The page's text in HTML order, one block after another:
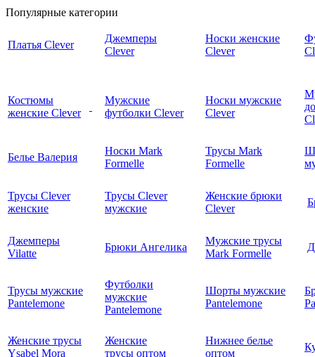
Популярные категории
Платья Clever
Джемперы
Clever
Носки женские
Clever
Костюмы
женские Clever
Мужские
футболки Clever
Носки мужские
Clever
Белье Валерия
Носки Mark
Formelle
Трусы Mark
Formelle
Трусы Clever
женские
Трусы Clever
мужские
Женские брюки
Clever
Джемперы
Vilatte
Брюки Ангелика
Мужские трусы
Mark Formelle
Трусы мужские
Pantelemone
Футболки
мужские
Pantelemone
Шорты мужские
Pantelemone
Женские трусы
Ysabel Mora
Женские
трусы оптом
Нижнее белье
оптом